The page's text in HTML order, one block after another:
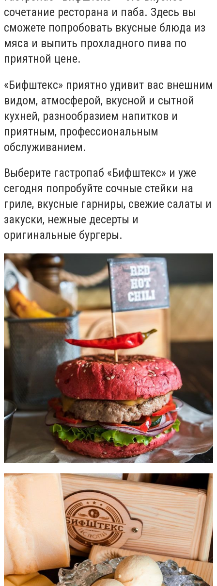
сочетание ресторана и паба. Здесь вы
сможете попробовать вкусные блюда из
мяса и выпить прохладного пива по
приятной цене.
«Бифштекс» приятно удивит вас внешним
видом, атмосферой, вкусной и сытной
кухней, разнообразием напитков и
приятным, профессиональным
обслуживанием.
Выберите гастропаб «Бифштекс» и уже
сегодня попробуйте сочные стейки на
гриле, вкусные гарниры, свежие салаты и
закуски, нежные десерты и
оригинальные бургеры.